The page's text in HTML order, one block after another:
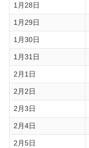
1月28日
1月29日
1月30日
1月31日
2月1日
2月2日
2月3日
2月4日
2月5日